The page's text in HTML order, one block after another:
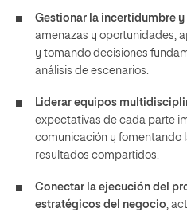
Gestionar la incertidumbre y
amenazas y oportunidades,
y tomando decisiones
análisis de escenarios.
Liderar equipos
expectativas de cada parte
comunicación y fomentando
resultados compartidos.
Conectar la ejecución del
estratégicos del negocio,